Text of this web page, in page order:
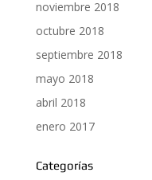
noviembre 2018
octubre 2018
septiembre 2018
mayo 2018
abril 2018
enero 2017
Categorías